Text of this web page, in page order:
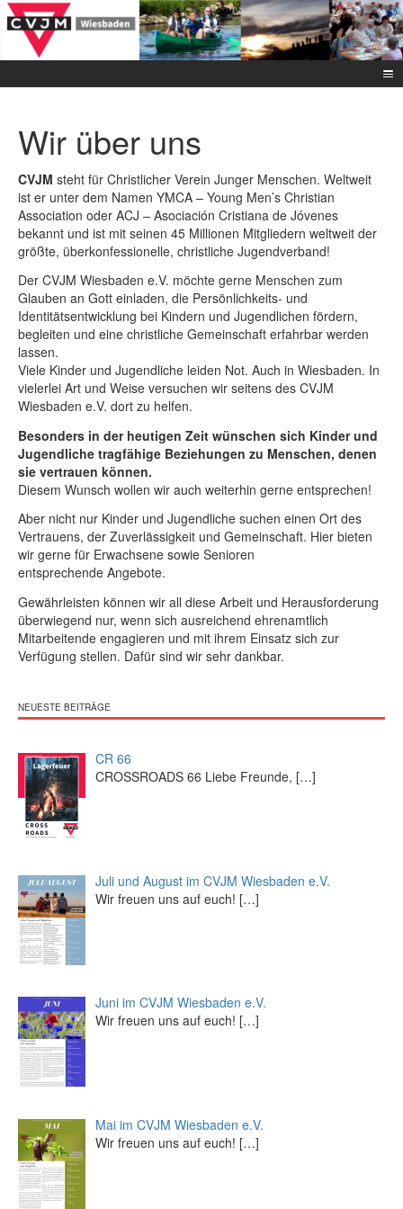
Wir über uns
CVJM steht für Christlicher Verein Junger Menschen. Weltweit
ist er unter dem Namen YMCA – Young Men’s Christian
Association oder ACJ – Asociación Cristiana de Jóvenes
bekannt und ist mit seinen 45 Millionen Mitgliedern weltweit der
größte, überkonfessionelle, christliche Jugendverband!
Der CVJM Wiesbaden e.V. möchte gerne Menschen zum
Glauben an Gott einladen, die Persönlichkeits- und
Identitätsentwicklung bei Kindern und Jugendlichen fördern,
begleiten und eine christliche Gemeinschaft erfahrbar werden
lassen.
Viele Kinder und Jugendliche leiden Not. Auch in Wiesbaden. In
vielerlei Art und Weise versuchen wir seitens des CVJM
Wiesbaden e.V. dort zu helfen.
Besonders in der heutigen Zeit wünschen sich Kinder und
Jugendliche tragfähige Beziehungen zu Menschen, denen
sie vertrauen können.
Diesem Wunsch wollen wir auch weiterhin gerne entsprechen!
Aber nicht nur Kinder und Jugendliche suchen einen Ort des
Vertrauens, der Zuverlässigkeit und Gemeinschaft. Hier bieten
wir gerne für Erwachsene sowie Senioren
entsprechende Angebote.
Gewährleisten können wir all diese Arbeit und Herausforderung
überwiegend nur, wenn sich ausreichend ehrenamtlich
Mitarbeitende engagieren und mit ihrem Einsatz sich zur
Verfügung stellen. Dafür sind wir sehr dankbar.
NEUESTE BEITRÄGE
CR 66
CROSSROADS 66 Liebe Freunde, […]
Juli und August im CVJM Wiesbaden e.V.
Wir freuen uns auf euch! […]
Juni im CVJM Wiesbaden e.V.
Wir freuen uns auf euch! […]
Mai im CVJM Wiesbaden e.V.
Wir freuen uns auf euch! […]